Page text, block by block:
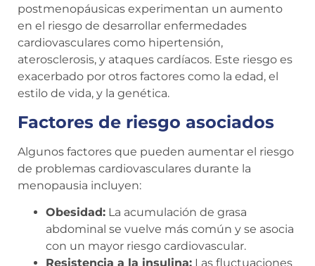
postmenopáusicas experimentan un aumento
en el riesgo de desarrollar enfermedades
cardiovasculares como hipertensión,
aterosclerosis, y ataques cardíacos. Este riesgo es
exacerbado por otros factores como la edad, el
estilo de vida, y la genética.
Factores de riesgo asociados
Algunos factores que pueden aumentar el riesgo
de problemas cardiovasculares durante la
menopausia incluyen:
Obesidad: La acumulación de grasa
abdominal se vuelve más común y se asocia
con un mayor riesgo cardiovascular.
Resistencia a la insulina: Las fluctuaciones